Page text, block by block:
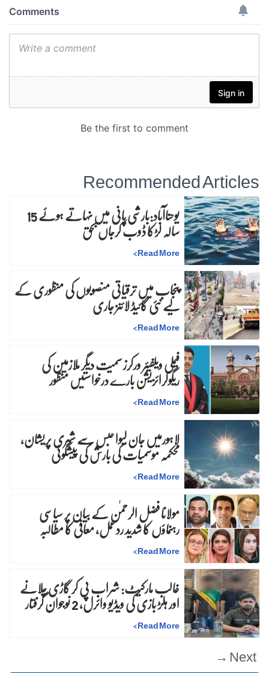
Recommended Articles
یوحناآباد:بارشی پانی میں نہاتے ہوئے 15 سالہ لڑکا ڈوب کرجاں بحق
Read More
>
پنجاب میں ترقیاتی منصوبوں کی منظوری کے
لیے نئی گائیڈ لائنز جاری
Read More
>
فیملی ویلفیئر ورکرز سمیت دیگر ملازمین کی
ریگولرائزیشن بارے درخواستیں منظور
Read More
>
لاہورمیں جان لیوا حبس سے شہری پریشان،
محکمہ موسمیات کی بارش کی پیشگوئی
Read More
>
مولانا فضل الرحمٰن کے بیان پر سیاسی
رہنماؤں کا شدید ردعمل، معافی کا مطالبہ
Read More
>
غالب مارکیٹ: شراب پی کر گاڑی چلانے
اور ہلڑ بازی کی ویڈیو وائرل، 2 نوجوان گرفتار
Read More
>
Next →